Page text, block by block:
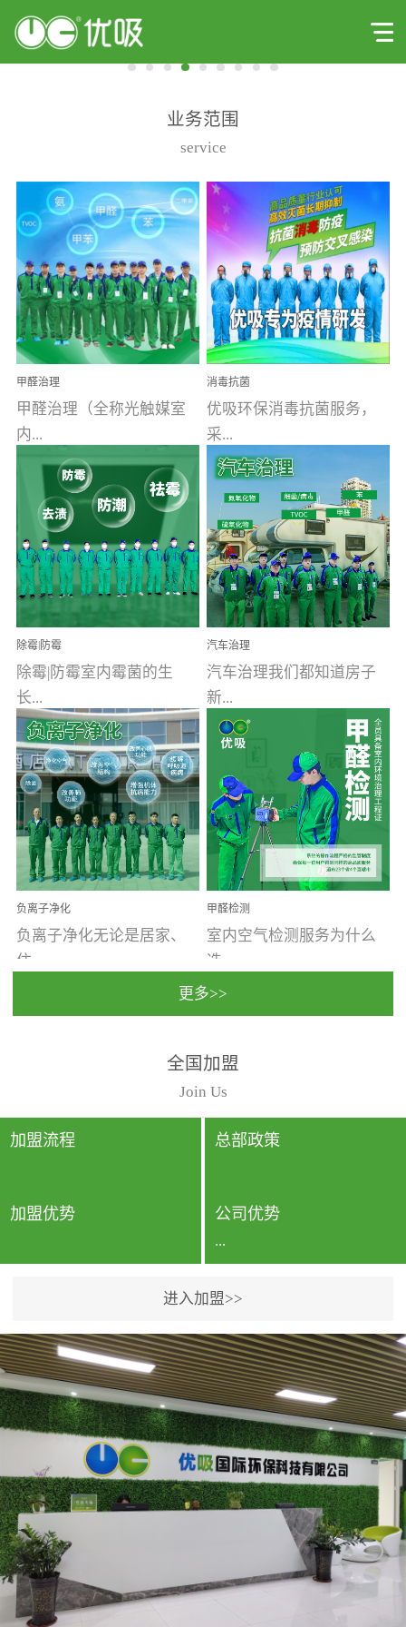
业务范围
service
甲醛治理
甲醛治理（全称光触媒室
内...
空气污染净化治理）工业
文明的进步，创造了多姿
多彩的家居产品和生活情
调，但也带来了以甲醛为
首的室内...
消毒抗菌
优吸环保消毒抗菌服务，
采...
用行业公认奥维牌消毒
液，具备杀死人体冠状病
毒的功效，杀菌率
99.99%。相对于传统消毒
液来说，无...
除霉|防霉
除霉|防霉室内霉菌的生
长...
受温度、湿度、基质养
分、通风四个条件影响，
温暖潮湿、营养物质多、
通风缓慢的空间最易滋生
大量霉菌的...
汽车治理
汽车治理我们都知道房子
新...
装修完会有甲醛，其实汽
车的甲醛超标问题更为严
重。汽车的空间范围小，
配件、皮具、装饰多，这
些都是汽...
负离子净化
负离子净化无论是居家、
住...
动，人类长时间停留的室
内空间都有整体消毒的需
要。因为空间内人流携带
的、空气...
甲醛检测
室内空气检测服务为什么
选...
行国家规定的标准检测方
法，空气采样量准确，检
测结果可靠，远胜于其他
检测...
更多>>
全国加盟
Join Us
加盟流程 总部政策
加盟优势 公司优势
...
专利保护优势、双甲资质
企业（“室内环境净化治理
甲级施工资质”“室内环境
污染治理资质等级证
书”）、拥有多名高级《环
境工程高级工程师》室内
空气治理资格认证的治理
人员、掌握室内空气净化
治理实用技术和五项专利
技术、八项计算机软件著
作权登记证书等。研发实
进入加盟>>